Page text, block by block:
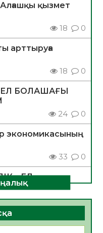
қызмет
18 0
арттыруға
18 0
БОЛАШАҒЫ
24 0
экономикасының
33 0
– ЕЛ
31 0
БОЛАШАҚҚА